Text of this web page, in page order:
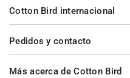
Pedidos y contacto
Más acerca de Cotton Bird
Cotton Bird internacional